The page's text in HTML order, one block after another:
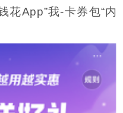
花App”我-卡券包“内